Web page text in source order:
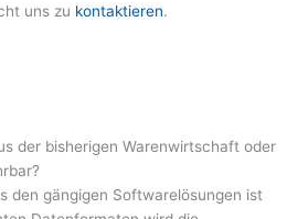
uns zu kontaktieren.
der bisherigen Warenwirtschaft oder
den gängigen Softwarelösungen ist